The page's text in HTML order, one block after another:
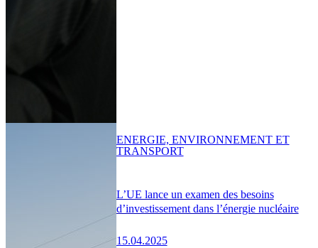
L’UE lance un examen des besoins
d’investissement dans l’énergie nucléaire
15.04.2025
ENERGIE, ENVIRONNEMENT ET
TRANSPORT